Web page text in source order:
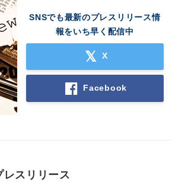
SNSでも最新のプレスリリース情
報をいち早く配信中
X
Facebook
スリリース